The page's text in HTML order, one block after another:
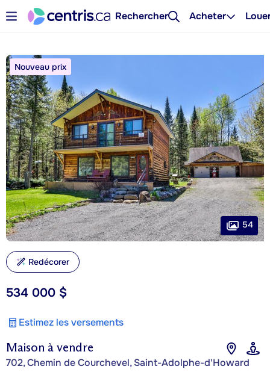
Rechercher Acheter
Maison à vendre
702, Chemin de Courchevel, Saint-Adolphe-d'Howard
534 000 $
Estimez les versements
Nouveau prix
54
Redécorer